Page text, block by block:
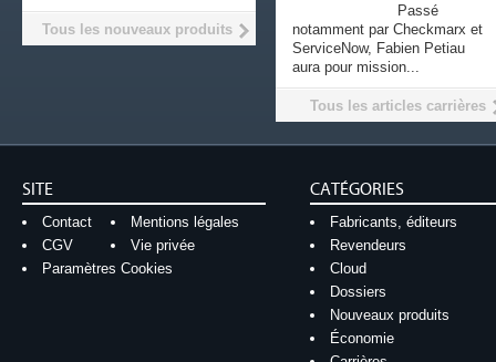
Passé
notamment par Checkmarx et
ServiceNow, Fabien Petiau
aura pour mission...
Tous les articles carrières
Tous les nouveaux produits
SITE
Contact
Mentions légales
CGV
Vie privée
Paramètres Cookies
CATÉGORIES
Fabricants, éditeurs
Revendeurs
Cloud
Dossiers
Nouveaux produits
Économie